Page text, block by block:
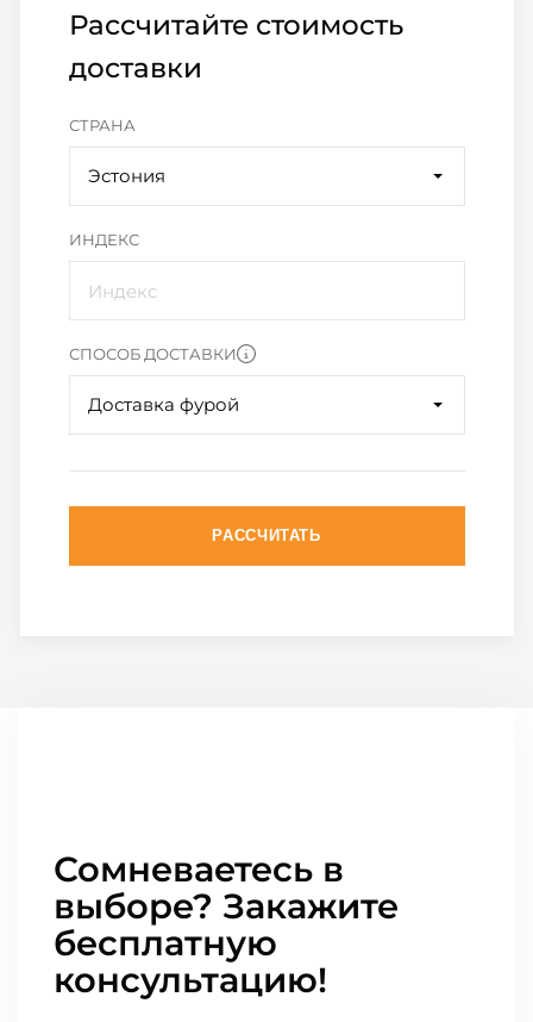
Рассчитайте стоимость
доставки
СТРАНА
Эстония
ИНДЕКС
СПОСОБ ДОСТАВКИ
Доставка фурой
РАССЧИТАТЬ
Сомневаетесь в
выборе? Закажите
бесплатную
консультацию!